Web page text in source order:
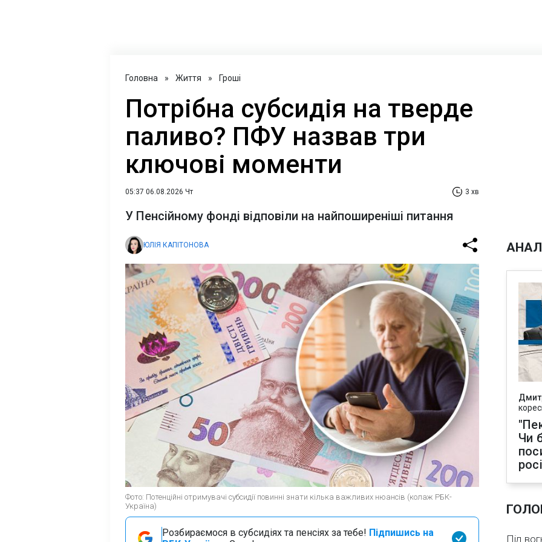
Головна » Життя » Гроші
Потрібна субсидія на тверде
паливо? ПФУ назвав три
ключові моменти
05:37 06.08.2026 Чт 3 хв
У Пенсійному фонді відповіли на найпоширеніші питання
ЮЛІЯ КАПІТОНОВА
Фото: Потенційні отримувачі субсидії повинні знати кілька важливих нюансів (колаж РБК-
Україна)
Розбираємося в субсидіях та пенсіях за тебе! Підпишись на
Чи
Під